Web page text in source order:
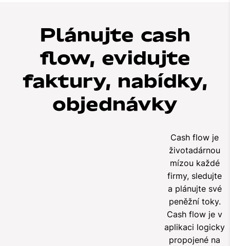
Plánujte cash
flow, evidujte
faktury, nabídky,
objednávky
Cash flow je
životadárnou
mízou každé
firmy, sledujte
a plánujte své
peněžní toky.
Cash flow je v
aplikaci logicky
propojené na